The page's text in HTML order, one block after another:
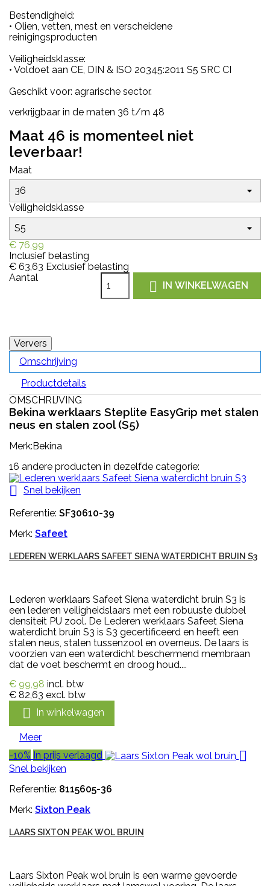
Bestendigheid:
• Olien, vetten, mest en verscheidene
reinigingsproducten
Veiligheidsklasse:
• Voldoet aan CE, DIN & ISO 20345:2011 S5 SRC CI
Geschikt voor: agrarische sector.
verkrijgbaar in de maten 36 t/m 48
Maat 46 is momenteel niet
leverbaar!
Maat
Veiligheidsklasse
€ 76,99
Inclusief belasting
€ 63,63 Exclusief belasting
Aantal
 IN WINKELWAGEN
Omschrijving
Productdetails
OMSCHRIJVING
Bekina werklaars Steplite EasyGrip met stalen
neus en stalen zool (S5)
Merk:Bekina
16 andere producten in dezelfde categorie:
 Snel bekijken
Referentie: SF30610-39
Merk: Safeet
LEDEREN WERKLAARS SAFEET SIENA WATERDICHT BRUIN S3
Lederen werklaars Safeet Siena waterdicht bruin S3 is
een lederen veiligheidslaars met een robuuste dubbel
densiteit PU zool. De Lederen werklaars Safeet Siena
waterdicht bruin S3 is S3 gecertificeerd en heeft een
stalen neus, stalen tussenzool en overneus. De laars is
voorzien van een waterdicht beschermend membraan
dat de voet beschermt en droog houd....
€ 99,98 incl. btw
€ 82,63 excl. btw
 In winkelwagen
Meer
-10% In prijs verlaagd 
Snel bekijken
Referentie: 8115605-36
Merk: Sixton Peak
LAARS SIXTON PEAK WOL BRUIN
Laars Sixton Peak wol bruin is een warme gevoerde